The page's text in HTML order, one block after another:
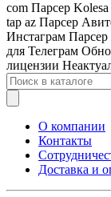
com Парсер
tap az Парсер
Инстаграм
для Телеграм
лицензии
О компании
Контакты
Доставка и